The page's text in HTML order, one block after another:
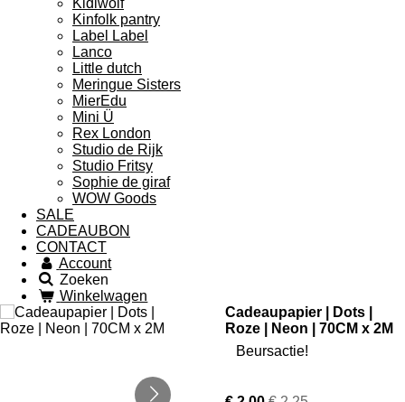
Kidiwolf
Kinfolk pantry
Label Label
Lanco
Little dutch
Meringue Sisters
MierEdu
Mini Ü
Rex London
Studio de Rijk
Studio Fritsy
Sophie de giraf
WOW Goods
SALE
CADEAUBON
CONTACT
Account
Zoeken
Winkelwagen
Cadeaupapier | Dots |
Roze | Neon | 70CM x 2M
Beursactie!